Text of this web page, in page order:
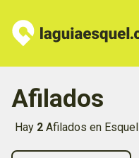
Afilados
Hay 2 Afilados en Esquel